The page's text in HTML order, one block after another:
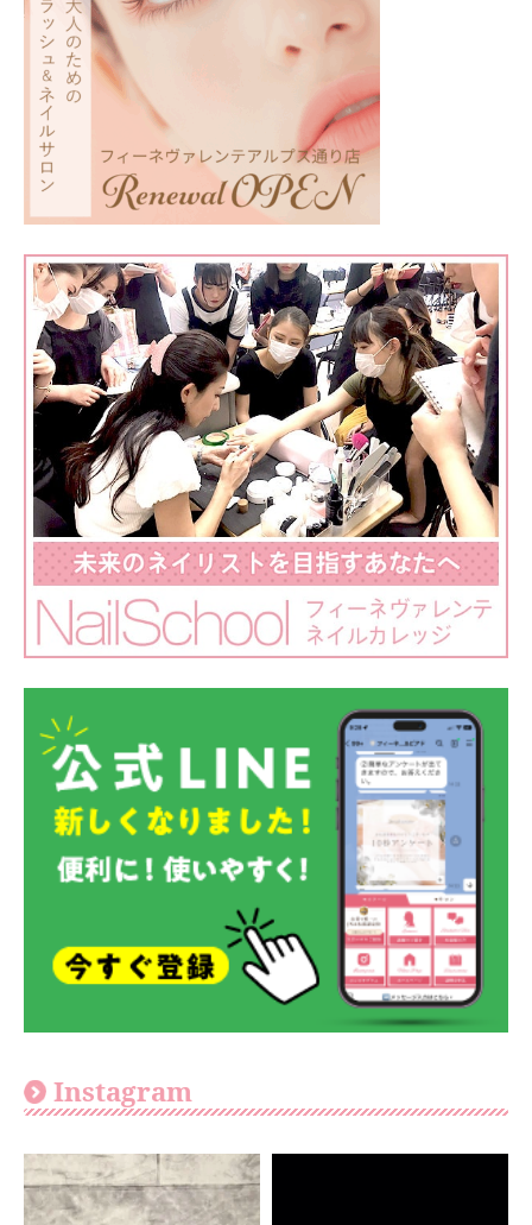
Instagram